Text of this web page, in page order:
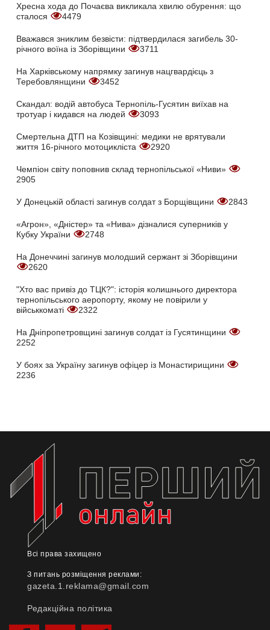
Хресна хода до Почаєва викликала хвилю обурення: що
сталося
4479
Вважався зниклим безвісти: підтвердилася загибель 30-
річного воїна із Зборівщини
3711
На Харківському напрямку загинув нацгвардієць з
Теребовлянщини
3452
Скандал: водій автобуса Тернопіль-Гусятин виїхав на
тротуар і кидався на людей
3093
Смертельна ДТП на Козівщині: медики не врятували
життя 16-річного мотоцикліста
2920
Чемпіон світу поповнив склад тернопільської «Ниви»
2905
У Донецькій області загинув солдат з Борщівщини 2843
«Агрон», «Дністер» та «Нива» дізналися суперників у
Кубку України
2748
На Донеччині загинув молодший сержант зі Зборівщини
2620
"Хто вас привіз до ТЦК?": історія колишнього директора
тернопільського аеропорту, якому не повірили у
військкоматі
2322
На Дніпропетровщині загинув солдат із Гусятинщини
2252
У боях за Україну загинув офіцер із Монастирищини
2236
Всі права захищено
З питань розміщення реклами:
gazeta.1.reklama@gmail.com
Редакційна політика